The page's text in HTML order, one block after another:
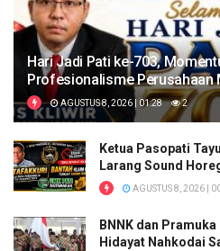
Hari Jadi Pati ke-703,
Profesionalisme Perusahaan
AGUSTUS 8, 2026 | 01:28 2
Ketua Pasopati
Larang Sound
AGUSTUS 8, 2026 |
BNNK dan
Hidayat Nahkodai